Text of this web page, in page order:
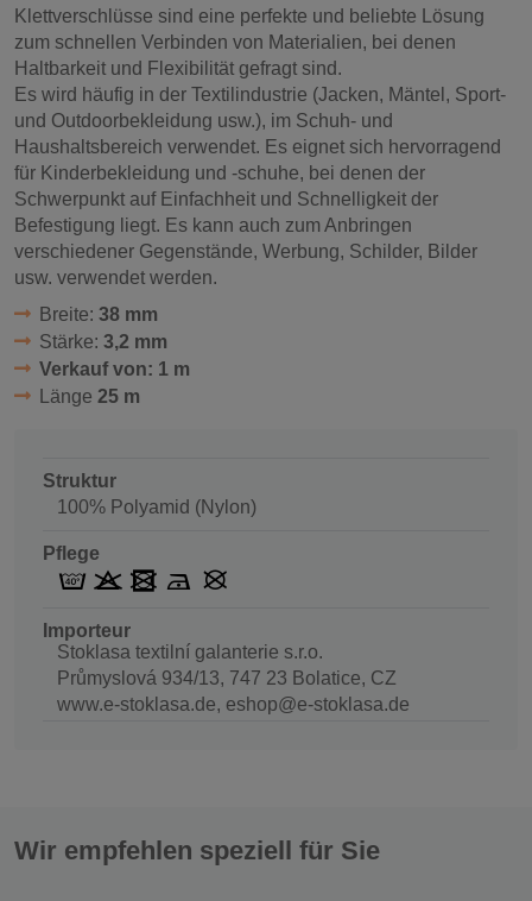
Klettverschlüsse sind eine perfekte und beliebte Lösung
zum schnellen Verbinden von Materialien, bei denen
Haltbarkeit und Flexibilität gefragt sind.
Es wird häufig in der Textilindustrie (Jacken, Mäntel, Sport-
und Outdoorbekleidung usw.), im Schuh- und
Haushaltsbereich verwendet. Es eignet sich hervorragend
für Kinderbekleidung und -schuhe, bei denen der
Schwerpunkt auf Einfachheit und Schnelligkeit der
Befestigung liegt. Es kann auch zum Anbringen
verschiedener Gegenstände, Werbung, Schilder, Bilder
usw. verwendet werden.
Breite: 38 mm
Stärke: 3,2 mm
Verkauf von: 1 m
Länge 25 m
Struktur
100% Polyamid (Nylon)
Pflege
Importeur
Stoklasa textilní galanterie s.r.o.
Průmyslová 934/13, 747 23 Bolatice, CZ
www.e-stoklasa.de, eshop@e-stoklasa.de
Wir empfehlen speziell für Sie